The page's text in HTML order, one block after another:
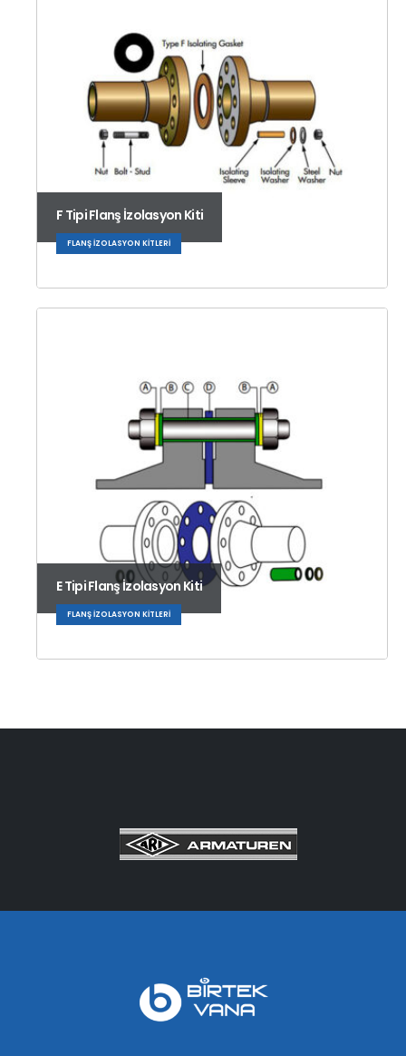
F Tipi Flanş İzolasyon Kiti
FLANŞ İZOLASYON KITLERI
E Tipi Flanş İzolasyon Kiti
FLANŞ İZOLASYON KITLERI